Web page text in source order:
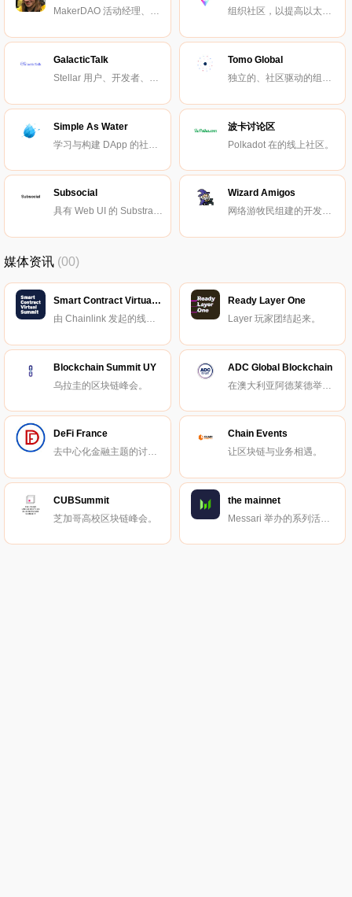
MakerDAO 活动经理、欧洲社区负责人。
组织社区，以提高以太坊安全性。
GalacticTalk
Stellar 用户、开发者、交易员的社区。
Tomo Global
独立的、社区驱动的组织。
Simple As Water
波卡讨论区
Polkadot 在的线上社区。
Subsocial
具有 Web UI 的 Substrate 模块，用于创建抗审查社区。
Wizard Amigos
网络游牧民组建的开发者社区。
媒体资讯 (00)
Smart Contract Virtual Summit
由 Chainlink 发起的线上峰会。
Ready Layer One
Layer 玩家团结起来。
Blockchain Summit UY
乌拉圭的区块链峰会。
ADC Global Blockchain
DeFi France
去中心化金融主题的讨论与交流小组。
Chain Events
让区块链与业务相遇。
CUBSummit
芝加哥高校区块链峰会。
the mainnet